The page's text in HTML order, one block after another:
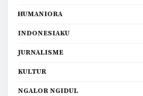
HUMANIORA
INDONESIAKU
JURNALISME
KULTUR
NGALOR NGIDUL